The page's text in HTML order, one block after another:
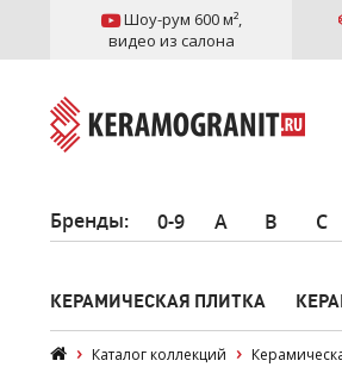
Шоу-рум 600 м²,
видео из салона
Бренды: 0-9 A B C
КЕРАМИЧЕСКАЯ ПЛИТКА
Каталог коллекций